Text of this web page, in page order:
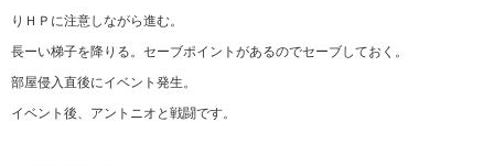
りＨＰに注意しながら進む。
長ーい梯子を降りる。セーブポイントがあるのでセーブしておく。
部屋侵入直後にイベント発生。
イベント後、アントニオと戦闘です。